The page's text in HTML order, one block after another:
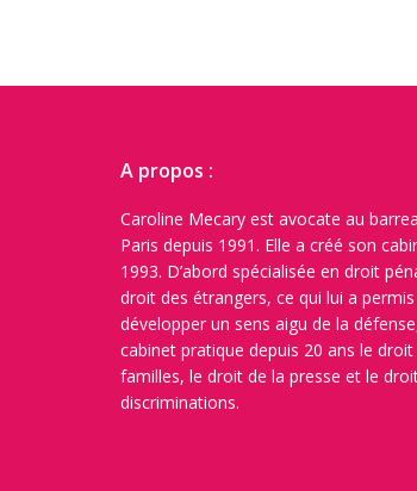
A propos :
Caroline Mecary est avocate au
Paris depuis 1991. Elle a créé son
1993. D’abord spécialisée en droit
droit des étrangers, ce qui lui a
développer un sens aigu de la
cabinet pratique depuis 20 ans le droit
familles, le droit de la presse et le
discriminations.